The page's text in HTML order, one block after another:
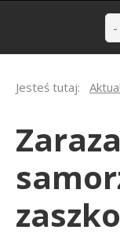
Jesteś tutaj:
Zaraza